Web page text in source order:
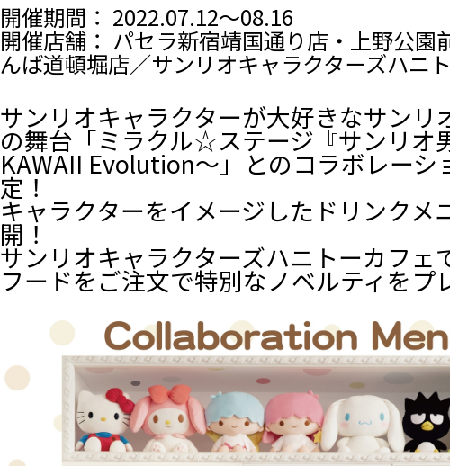
開催期間： 2022.07.12～08.16
開催店舗： パセラ新宿靖国通り店・上野公園
んば道頓堀店／サンリオキャラクターズハニ
サンリオキャラクターが大好きなサンリ
の舞台「ミラクル☆ステージ『サンリオ
KAWAII Evolution～」とのコラボレーシ
定！
キャラクターをイメージしたドリンクメ
開！
サンリオキャラクターズハニトーカフェ
フードをご注文で特別なノベルティをプ